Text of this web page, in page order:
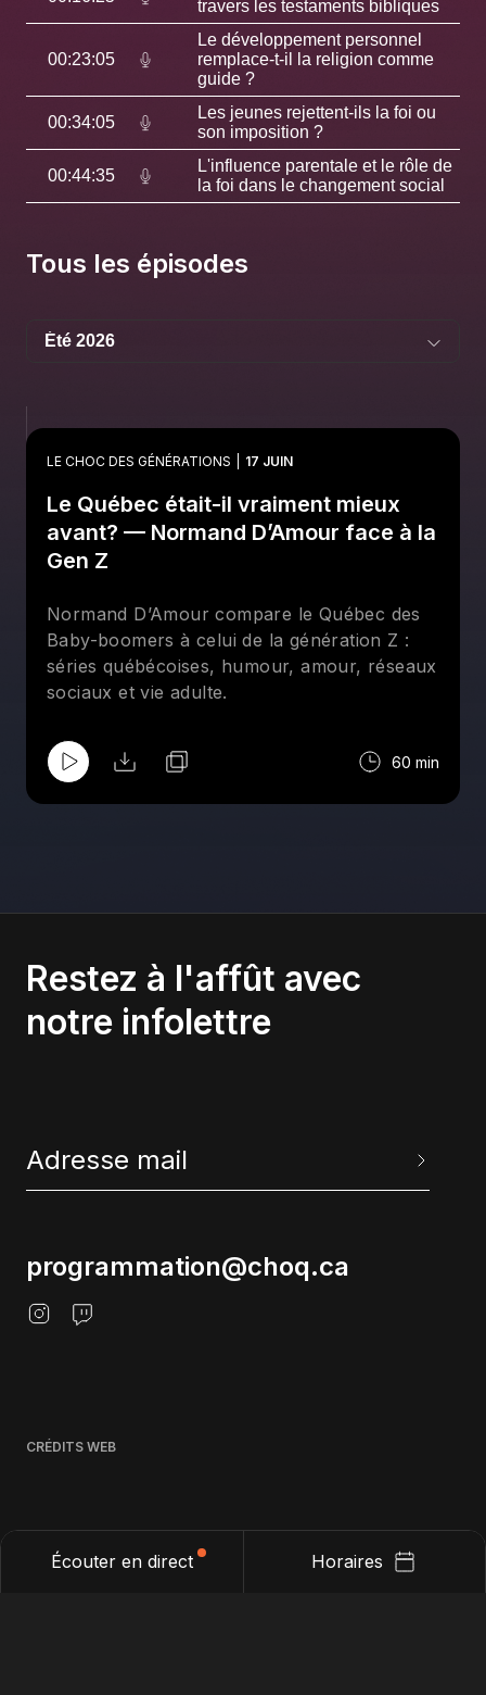
Écouter en direct Horaires
travers les testaments bibliques
00:23:05
Le développement personnel
remplace-t-il la religion comme
guide ?
00:34:05
Les jeunes rejettent-ils la foi ou
son imposition ?
00:44:35
L'influence parentale et le rôle de
la foi dans le changement social
Tous les épisodes
LE CHOC DES GÉNÉRATIONS 17 JUIN
Le Québec était-il vraiment mieux
avant? — Normand D’Amour face à la
Gen Z
Normand D’Amour compare le Québec des
Baby-boomers à celui de la génération Z :
séries québécoises, humour, amour, réseaux
sociaux et vie adulte.
60 min
Restez à l'affût avec
notre infolettre
programmation@choq.ca
CRÉDITS WEB